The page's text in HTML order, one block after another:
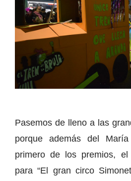
Pasemos de lleno a las
porque además del
primero de los premios,
para “El gran circo